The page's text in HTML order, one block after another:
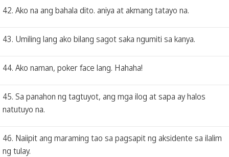
42. Ako na ang bahala dito. aniya at akmang tatayo na.
43. Umiling lang ako bilang sagot saka ngumiti sa kanya.
44. Ako naman, poker face lang. Hahaha!
45. Sa panahon ng tagtuyot, ang mga ilog at sapa ay halos
natutuyo na.
46. Naiipit ang maraming tao sa pagsapit ng aksidente sa ilalim
ng tulay.